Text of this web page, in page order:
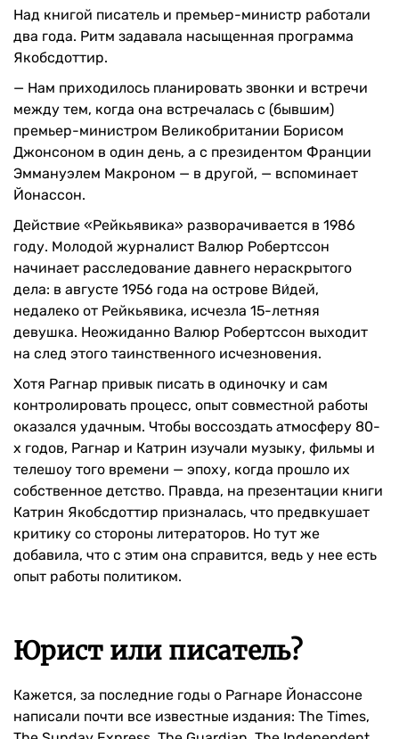
Над книгой писатель и премьер-министр работали
два года. Ритм задавала насыщенная программа
Якобсдоттир.
— Нам приходилось планировать звонки и встречи
между тем, когда она встречалась с (бывшим)
премьер-министром Великобритании Борисом
Джонсоном в один день, а с президентом Франции
Эммануэлем Макроном — в другой, — вспоминает
Йонассон.
Действие «Рейкьявика» разворачивается в 1986
году. Молодой журналист Валюр Робертссон
начинает расследование давнего нераскрытого
дела: в августе 1956 года на острове Ви́дей,
недалеко от Рейкьявика, исчезла 15-летняя
девушка. Неожиданно Валюр Робертссон выходит
на след этого таинственного исчезновения.
Хотя Рагнар привык писать в одиночку и сам
контролировать процесс, опыт совместной работы
оказался удачным. Чтобы воссоздать атмосферу 80-
х годов, Рагнар и Катрин изучали музыку, фильмы и
телешоу того времени — эпоху, когда прошло их
собственное детство. Правда, на презентации книги
Катрин Якобсдоттир призналась, что предвкушает
критику со стороны литераторов. Но тут же
добавила, что с этим она справится, ведь у нее есть
опыт работы политиком.
Юрист или писатель?
Кажется, за последние годы о Рагнаре Йонассоне
написали почти все известные издания: The Times,